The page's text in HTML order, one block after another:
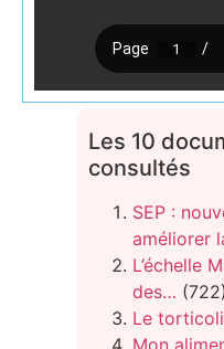
Les 10
consultés
SEP :
améliorer
L’échelle
des… (722)
Le
Mon